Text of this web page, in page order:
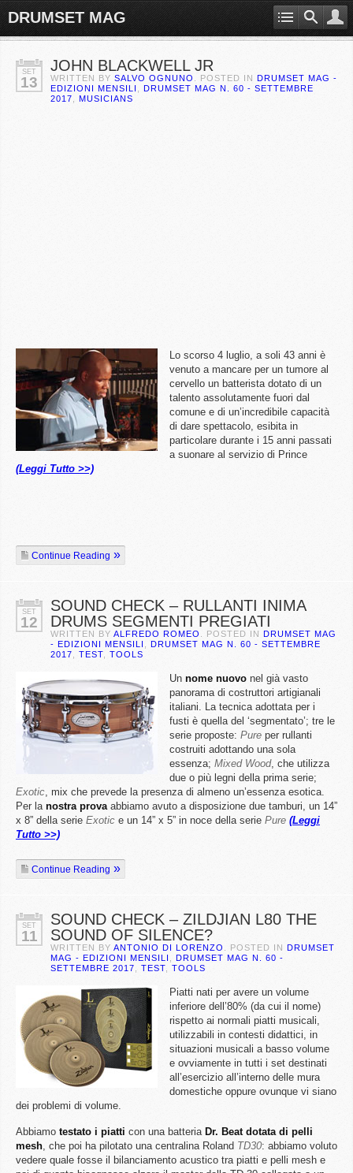
DRUMSET MAG
SET
13
JOHN BLACKWELL JR
WRITTEN BY SALVO OGNUNO . POSTED IN DRUMSET MAG -
EDIZIONI MENSILI
DRUMSET MAG N. 60 - SETTEMBRE
2017
MUSICIANS
Lo scorso 4 luglio, a soli 43 anni è
venuto a mancare per un tumore al
cervello un batterista dotato di un
talento assolutamente fuori dal
comune e di un’incredibile capacità
di dare spettacolo, esibita in
particolare durante i 15 anni passati
a suonare al servizio di Prince
(Leggi Tutto >>)
Continue Reading
SET
12
SOUND CHECK – RULLANTI INIMA
DRUMS SEGMENTI PREGIATI
WRITTEN BY ALFREDO ROMEO . POSTED IN DRUMSET MAG
- EDIZIONI MENSILI
DRUMSET MAG N. 60 - SETTEMBRE
2017
TEST TOOLS
Un nome nuovo nel già vasto
panorama di costruttori artigianali
italiani. La tecnica adottata per i
fusti è quella del ‘segmentato’; tre le
serie proposte: Pure per rullanti
costruiti adottando una sola
essenza; Mixed Wood, che utilizza
due o più legni della prima serie;
Exotic, mix che prevede la presenza di almeno un’essenza esotica.
Per la nostra provaabbiamo avuto a disposizione due tamburi, un 14”
x 8” della serie Exotic e un 14” x 5” in noce della serie Pure (Leggi
Tutto >>)
Continue Reading
SET
11
SOUND CHECK – ZILDJIAN L80 THE
SOUND OF SILENCE?
WRITTEN BY ANTONIO DI LORENZO . POSTED IN DRUMSET
MAG - EDIZIONI MENSILI
DRUMSET MAG N. 60 -
SETTEMBRE 2017
TEST TOOLS
Piatti nati per avere un volume
inferiore dell’80% (da cui il nome)
rispetto ai normali piatti musicali,
utilizzabili in contesti didattici, in
situazioni musicali a basso volume
e ovviamente in tutti i set destinati
all’esercizio all’interno delle mura
domestiche oppure ovunque vi siano
dei problemi di volume.
Abbiamo testato i piatti con una batteria Dr. Beat dotata di pelli
mesh, che poi ha pilotato una centralina Roland TD30: abbiamo voluto
vedere quale fosse il bilanciamento acustico tra piatti e pelli mesh e